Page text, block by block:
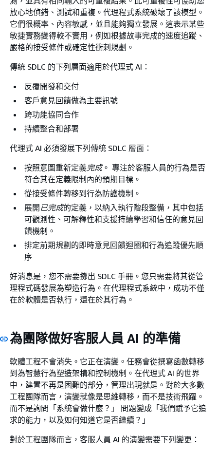
放心地偵錯、測試和重複。代理程式系統破壞了該模型。
它們很概率、內容敏感，並且能夠獨立發展。這表示某些
敏捷實務變得較不實用，例如根據故事完成的速度追蹤、
嚴格的接受條件或確定性衝刺規劃。
傳統 SDLC 的下列層面適用於代理式 AI：
反覆開發和交付
客戶意見回饋做為主要訊號
跨功能協同合作
持續整合和部署
代理式 AI 必須發展下列傳統 SDLC 層面：
按照意圖重新定義完成。 專注於客服人員的行為是否
符合其在定義限制內的預期目標。
從接受條件轉移到行為防護機制。
展開 已完成的定義，以納入執行階段整備，其中包括
可觀測性、可解釋性和支援持續學習和信任的意見回
饋機制。
排定前期規劃的即時意見回饋迴圈和行為追蹤優先順
序
好消息是，您不需要擲出 SDLC 手冊。您只需要將其從管
理程式碼發展為塑造行為。在代理程式系統中，成功不僅
在於軟體是否執行，還在於其行為。
為團隊做好客服人員 AI 的準備
軟體工程不會消失。它正在演變。任務會從撰寫函數轉移
到為智慧行為塑造架構和控制機制。在代理式 AI 的世界
中，建置不再是困難的部分，管理出現就是。對於大多數
工程團隊而言，演變就像是思維轉移，而不是技術飛躍。
而不是詢問「系統會做什麼？」 問題變成「我們賦予它追
求的能力，以及如何知道它是否繼續？」
對於工程團隊而言，客服人員 AI 的演變需要下列變更：